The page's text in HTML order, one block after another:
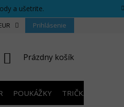
a ušetrite.
OD ZMLUVY
Prihlásenie
NÁKUPNÝ
Prázdny košík
POUKÁŽKY TRIČKÁ S